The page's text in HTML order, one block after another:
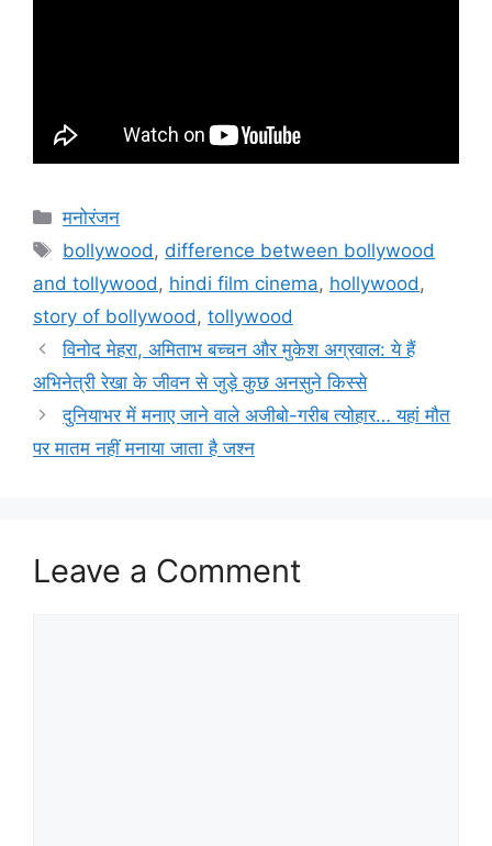
मनोरंजन
bollywood, difference between bollywood
and tollywood, hindi film cinema, hollywood,
story of bollywood, tollywood
विनोद मेहरा, अमिताभ बच्चन और मुकेश अग्रवाल: ये हैं
अभिनेत्री रेखा के जीवन से जुड़े कुछ अनसुने किस्से
दुनियाभर में मनाए जाने वाले अजीबो-गरीब त्योहार… यहां मौत
पर मातम नहीं मनाया जाता है जश्न
Leave a Comment